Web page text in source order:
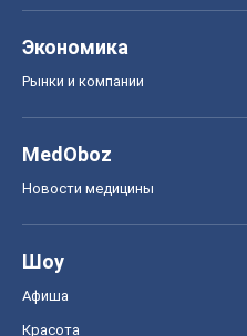
Экономика
Рынки и компании
MedOboz
Новости медицины
Шоу
Афиша
Красота